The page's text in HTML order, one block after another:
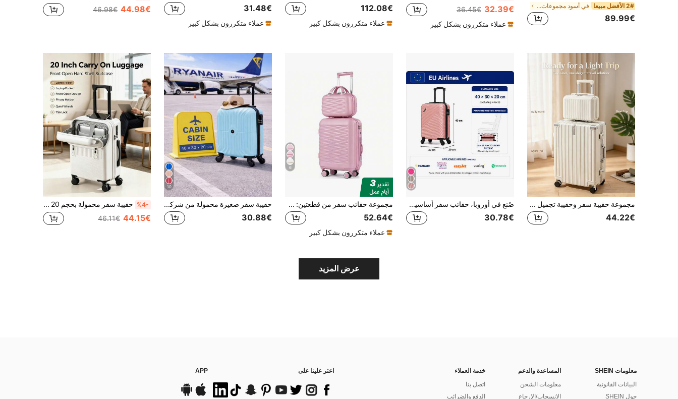
2# الأفضل مبيعا في أسود مجموعات الأمتعة
89.99€
32.39€
36.45€
عملاء متكررون بشكل كبير
112.08€
عملاء متكررون بشكل كبير
31.48€
عملاء متكررون بشكل كبير
44.98€
46.98€
مجموعة حقيبة سفر وحقيبة تجميل من ABS بقشرة صلبة مقاس 18 بوصة مع قفل TSA وخطاف جانبي، حقيبة سفر متعددة الألوان أنيقة للسفر للأعمال.
44.22€
صُنع في أوروبا، حقائب سفر أساسية لمساكن الطلاب، حقائب سفر أساسية لمساكن الطلاب، حقائب مدرسية، حقائب سفر، متينة، حقائب يد أساسية للعطلات، حقائب سفر، مجموعات حقائب سفر بعجلات، حقائب يدوية، حقائب مسجلة، حقائب سفر بأربع عجلات، حقائب سفر صلبة بعجلات، مجموعات حقائب ABS، حقائب ترولي، حقائب يدوية
30.78€
6
مجموعة حقائب سفر من قطعتين: حقيبة سفر محمولة 20 بوصة مع حقيبة مستحضرات تجميل 12 بوصة – حقيبة سفر خفيفة الوزن من مادة ABS ذات قشرة صلبة مع وظيفة عربة وعجلات دوارة – وردي
52.64€
عملاء متكررون بشكل كبير
10
حقيبة سفر صغيرة محمولة من شركة Ryanair، أبعادها 40 * 30 * 20 سم، مصنوعة من مادة ABS، مزودة بعجلات قابلة للفصل.
30.88€
%4- حقيبة سفر محمولة بحجم 20 بوصة مع غلاف صلب بفتحة أمامية، جيب للكمبيوتر المحمول، عجلات دوارة هادئة وقفل TSA، مثالية لرحلات العمل-أبيض
44.15€
46.11€
عرض المزيد
معلومات SHEIN
البيانات القانونية
حول SHEIN
المساعدة والدعم
معلومات الشحن
الانسحاب/الإرجاع
خدمة العملاء
اتصل بنا
الدفع والضرائب
اعثر علينا على APP